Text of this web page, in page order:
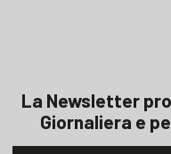
La Newsletter
Giornaliera e